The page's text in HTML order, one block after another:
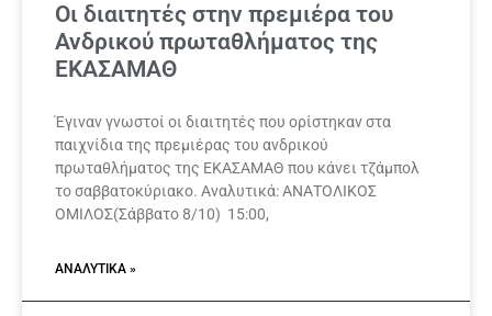
Οι διαιτητές στην πρεμιέρα του
Ανδρικού πρωταθλήματος της
ΕΚΑΣΑΜΑΘ
Έγιναν γνωστοί οι διαιτητές που ορίστηκαν στα
παιχνίδια της πρεμιέρας του ανδρικού
πρωταθλήματος της ΕΚΑΣΑΜΑΘ που κάνει τζάμπολ
το σαββατοκύριακο. Αναλυτικά: ΑΝΑΤΟΛΙΚΟΣ
ΟΜΙΛΟΣ(Σάββατο 8/10) 15:00,
ΑΝΑΛΥΤΙΚΆ »